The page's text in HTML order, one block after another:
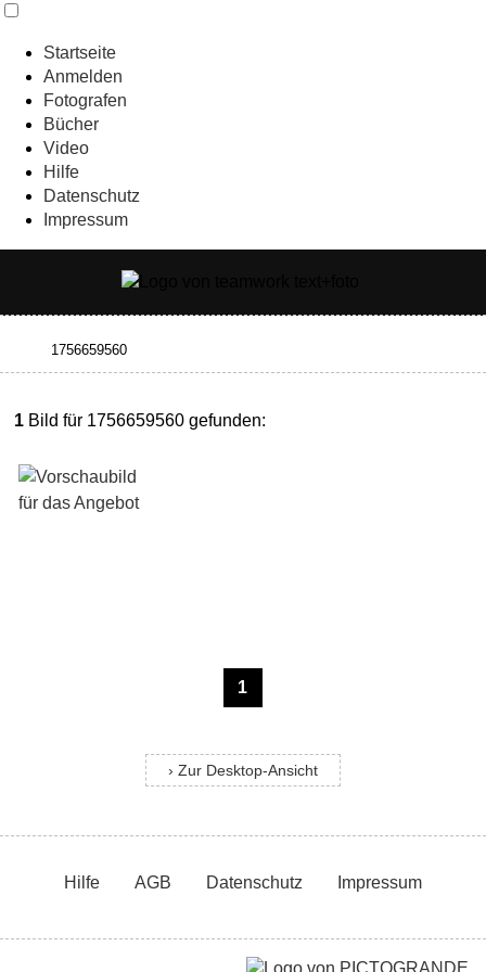
Startseite
Anmelden
Fotografen
Bücher
Video
Hilfe
Datenschutz
Impressum
1 Bild für 1756659560 gefunden:
1
› Zur Desktop-Ansicht
Hilfe AGB Datenschutz Impressum